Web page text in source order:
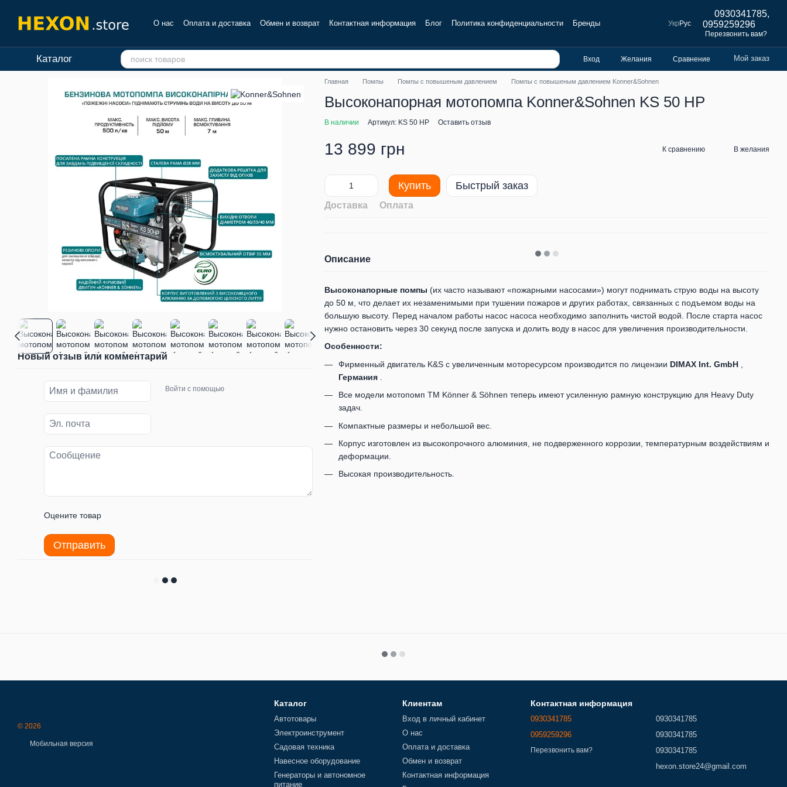
О нас Оплата и доставка Обмен и возврат Контактная информация Блог Политика конфиденциальности
Бренды
Укр Рус
0930341785,
0959259296
Перезвонить вам?
Каталог Вход Желания Сравнение Мой заказ
Новый отзыв или комментарий
Войти с помощью
Оцените товар
Отправить
Главная Помпы Помпы с повышеным давлением Помпы с повышеным давлением Konner&Sohnen
Высоконапорная мотопомпа Konner&Sohnen KS 50 HP
В наличии Артикул: KS 50 HP Оставить отзыв
13 899 грн К сравнению В желания
Купить Быстрый заказ
Доставка Оплата
Описание
Высоконапорные помпы (их часто называют «пожарными насосами») могут поднимать струю воды на высоту
до 50 м, что делает их незаменимыми при тушении пожаров и других работах, связанных с подъемом воды на
большую высоту. Перед началом работы насос насоса необходимо заполнить чистой водой. После старта насос
нужно остановить через 30 секунд после запуска и долить воду в насос для увеличения производительности.
Особенности:
Фирменный двигатель K&S с увеличенным моторесурсом производится по лицензии DIMAX Int. GmbH,
Германия.
Все модели мотопомп ТМ Könner & Söhnen теперь имеют усиленную рамную конструкцию для Heavy Duty
задач.
Компактные размеры и небольшой вес.
Корпус изготовлен из высокопрочного алюминия, не подверженного коррозии, температурным воздействиям и
деформации.
Высокая производительность.
© 2026
Мобильная версия
Каталог
Автотовары
Электроинструмент
Садовая техника
Навесное оборудование
Генераторы и автономное
питание
Клиентам
Вход в личный кабинет
О нас
Оплата и доставка
Обмен и возврат
Контактная информация
Контактная информация
0930341785
0959259296
Перезвонить вам?
0930341785
0930341785
0930341785
hexon.store24@gmail.com